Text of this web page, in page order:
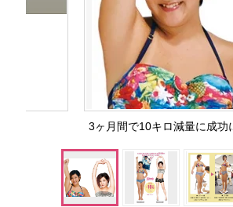
3ヶ月間で10キロ減量に成